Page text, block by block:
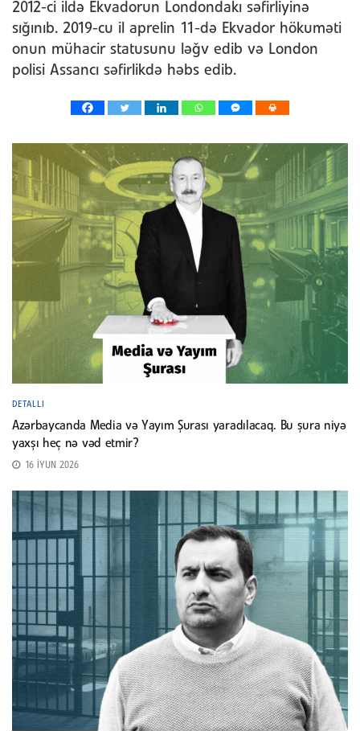
2012-ci ildə Ekvadorun Londondakı səfirliyinə
sığınıb. 2019-cu il aprelin 11-də Ekvador hökuməti
onun mühacir statusunu ləğv edib və London
polisi Assancı səfirlikdə həbs edib.
DETALLI
Azərbaycanda Media və Yayım Şurası yaradılacaq. Bu şura niyə
yaxşı heç nə vəd etmir?
16 İYUN 2026